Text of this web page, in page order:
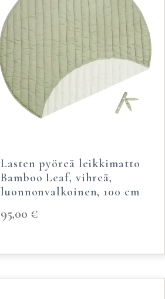
Lasten pyöreä leikkimatto
Bamboo Leaf, vihreä,
luonnonvalkoinen, 100 cm
95,00 €